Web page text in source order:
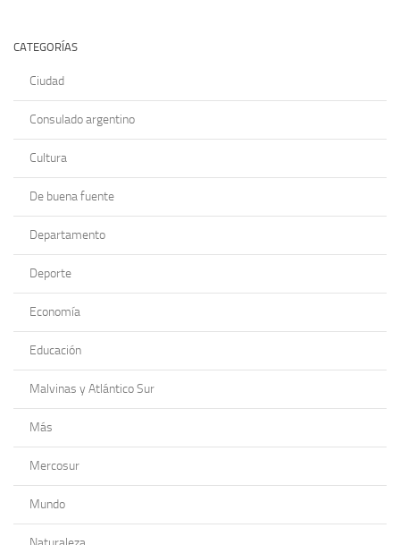
CATEGORÍAS
Ciudad
Consulado argentino
Cultura
De buena fuente
Departamento
Deporte
Economía
Educación
Malvinas y Atlántico Sur
Más
Mercosur
Mundo